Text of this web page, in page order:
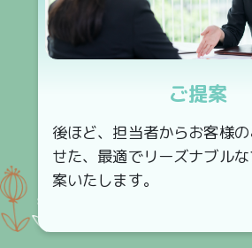
ご提案
後ほど、担当者からお客様
せた、最適でリーズナブル
案いたします。